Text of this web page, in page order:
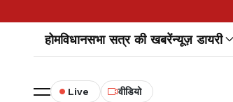
होमविधानसभा सत्र की खबरेंन्यूज़ डायरी
Live वीडियो